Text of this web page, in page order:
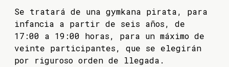
Se tratará de una gymkana pirata, para
infancia a partir de seis años, de
17:00 a 19:00 horas, para un máximo de
veinte participantes, que se elegirán
por riguroso orden de llegada.